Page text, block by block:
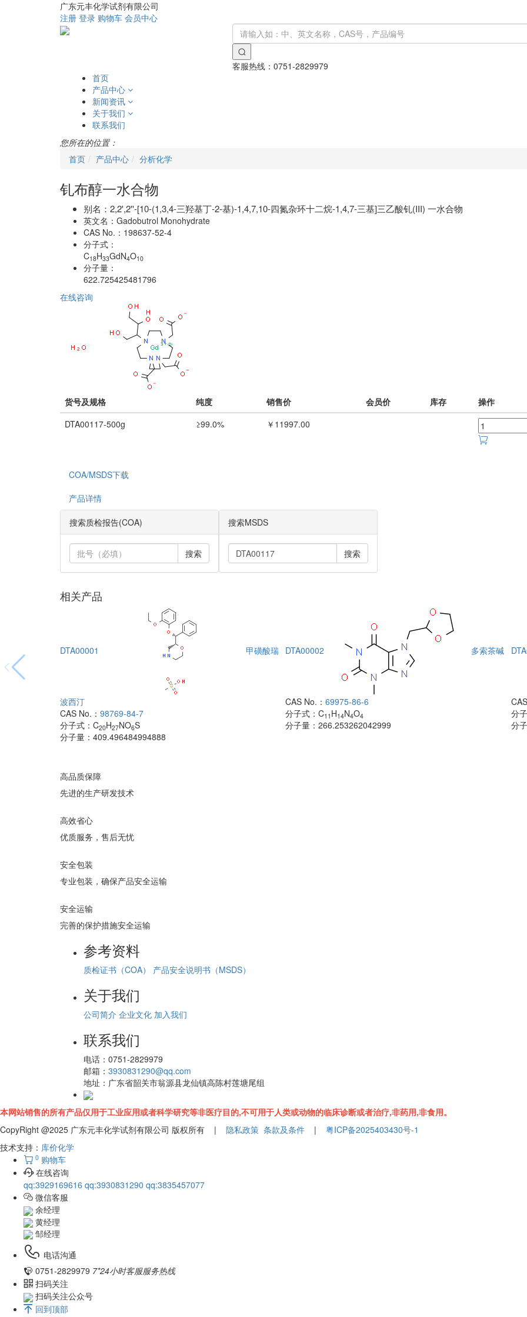
广东元丰化学试剂有限公司
注册 登录 购物车 会员中心
客服热线： 0751-2829979
首页
产品中心
新闻资讯
关于我们
联系我们
您所在的位置：
首页
产品中心 分析化学
钆布醇一水合物
别名： 2,2',2''-[10-(1,3,4-三羟基丁-2-基)-1,4,7,10-四氮杂环十二烷-1,4,7-三基]三乙酸钆(III) 一水合物
英文名： Gadobutrol Monohydrate
CAS No.： 198637-52-4
分子式：
C18H33GdN4O10
分子量：
622.725425481796
在线咨询
货号及规格 纯度 销售价 会员价 库存
操作
DTA00117-500g
≥99.0% ￥11997.00
COA/MSDS下载
产品详情
搜索质检报告(COA)
搜索
搜索MSDS
搜索
相关产品
DTA00001 甲磺酸瑞
波西汀
CAS No.： 98769-84-7
分子式： C20H27NO6S
分子量： 409.496484994888
DTA00002 多索茶碱
CAS No.：69975-86-6
分子式：C11 H14N4O4
分子量：266.253262042999
分
分
高品质保障
先进的生产研发技术
高效省心
优质服务，售后无忧
安全包装
专业包装，确保产品安全运输
安全运输
完善的保护措施安全运输
参考资料
质检证书（COA） 产品安全说明书（MSDS）
关于我们
公司简介 企业文化 加入我们
联系我们
电话： 0751-2829979
邮箱： 3930831290@qq.com
地址： 广东省韶关市翁源县龙仙镇高陈村莲塘尾组
本网站销售的所有产品仅用于工业应用或者科学研究等非医疗目的,不可用于人类或动物的临床诊断或者治疗,非药用,非食用。
CopyRight @2025 广东元丰化学试剂有限公司 版权所有 | 隐私政策 条款及条件 | 粤ICP备2025403430号-1
技术支持： 库价化学
0 购物车
在线咨询
qq:3929169616 qq:3930831290 qq:3835457077
微信客服
余经理
黄经理
邹经理
电话沟通
0751-2829979 7*24小时客服服务热线
扫码关注
扫码关注公众号
回到顶部